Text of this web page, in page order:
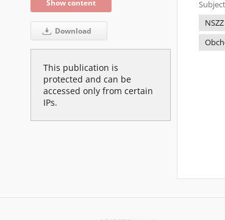
Show content
Download
This publication is
protected and can be
accessed only from certain
IPs.